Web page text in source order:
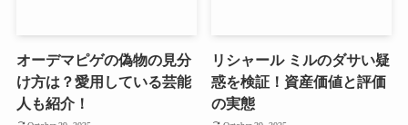
オーデマピゲの偽物の見分
け方は？愛用している芸能
人も紹介！
リシャール ミルのダサい疑
惑を検証！資産価値と評価
の実態